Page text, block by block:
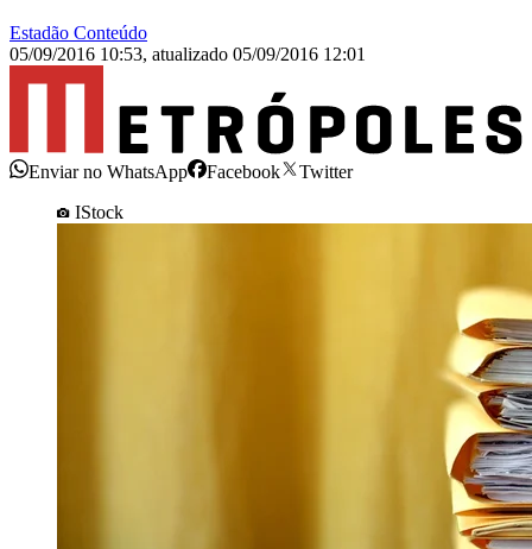
Estadão Conteúdo
05/09/2016 10:53, atualizado 05/09/2016 12:01
Enviar no WhatsApp Facebook
Twitter
IStock